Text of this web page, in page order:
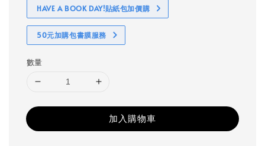
HAVE A BOOK DAY!貼紙包加價購
50元加購包書膜服務
數量
加入購物車